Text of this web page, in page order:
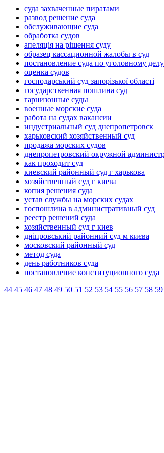
суда захваченные пиратами
развод решение суда
обслуживающие суда
обработка судов
апеляція на рішення суду
образец кассационной жалобы в суд
постановление суда по уголовному делу
оценка судов
господарський суд запорізької області
государственная пошлина суд
гарнизонные суды
военные морские суда
работа на судах вакансии
индустриальный суд днепропетровск
харьковский хозяйственный суд
продажа морских судов
днепропетровский окружной
как проходит суд
киевский районный суд г харькова
хозяйственный суд г киева
копия решения суда
устав службы на морских судах
госпошлина в административный суд
реестр решений суда
хозяйственный суд г киев
дніпровський районний суд м києва
московский районный суд
метод суда
день работников суда
постановление конституционного суда
44 45 46 47 48 49 50 51 52 53 54 55 56 57 58 59